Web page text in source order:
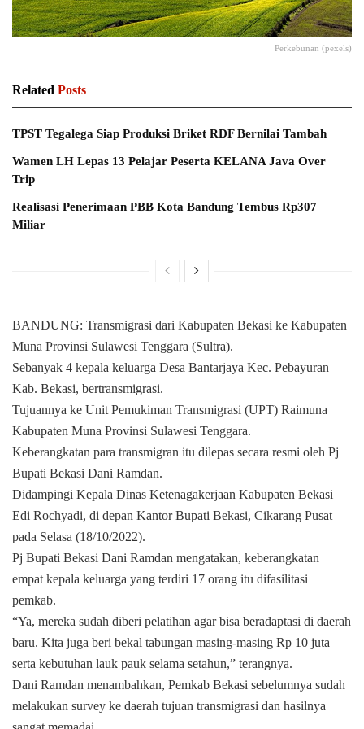
Perkebunan (pexels)
Related Posts
TPST Tegalega Siap Produksi Briket RDF Bernilai Tambah
Wamen LH Lepas 13 Pelajar Peserta KELANA Java Over
Trip
Realisasi Penerimaan PBB Kota Bandung Tembus Rp307
Miliar
BANDUNG: Transmigrasi dari Kabupaten Bekasi ke Kabupaten
Muna Provinsi Sulawesi Tenggara (Sultra).
Sebanyak 4 kepala keluarga Desa Bantarjaya Kec. Pebayuran
Kab. Bekasi, bertransmigrasi.
Tujuannya ke Unit Pemukiman Transmigrasi (UPT) Raimuna
Kabupaten Muna Provinsi Sulawesi Tenggara.
Keberangkatan para transmigran itu dilepas secara resmi oleh Pj
Bupati Bekasi Dani Ramdan.
Didampingi Kepala Dinas Ketenagakerjaan Kabupaten Bekasi
Edi Rochyadi, di depan Kantor Bupati Bekasi, Cikarang Pusat
pada Selasa (18/10/2022).
Pj Bupati Bekasi Dani Ramdan mengatakan, keberangkatan
empat kepala keluarga yang terdiri 17 orang itu difasilitasi
pemkab.
“Ya, mereka sudah diberi pelatihan agar bisa beradaptasi di daerah
baru. Kita juga beri bekal tabungan masing-masing Rp 10 juta
serta kebutuhan lauk pauk selama setahun,” terangnya.
Dani Ramdan menambahkan, Pemkab Bekasi sebelumnya sudah
melakukan survey ke daerah tujuan transmigrasi dan hasilnya